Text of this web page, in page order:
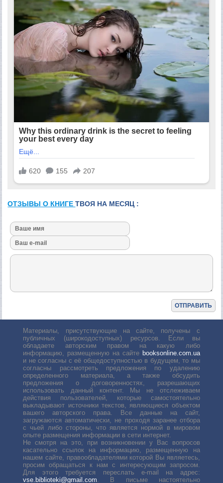
ОТЗЫВЫ О КНИГЕТВОЯ НА МЕСЯЦ :
Материалы, присутствующие на сайте, получены с
публичных (широкодоступных) ресурсов. Если вы
обладаете авторским правом на какую либо
информацию, размещенную на сайте booksonline.com.ua
и не согласны с её общедоступностью в будущем, то мы
согласны рассмотреть предложения по удалению
определенного материала, а также обсудить
предложения о договоренностях, разрешающих
использовать данный контент. Мы не отслеживаем
действия пользователей, которые самостоятельно
выкладывают источники текстов, являющиеся объектом
вашего авторского права. Все данные на сайт,
загружаются автоматически, не проходя заранее отбора
с чьей либо стороны, что является нормой в мировом
опыте размещения информации в сети интернет.
Не смотря на это, при возникновении у Вас вопросов
касательно ссылок на информацию, размещенную на
нашем сайте, правообладателями которой Вы являетесь,
просим обращаться к нам с интересующим запросом.
Для этого требуется переслать е-mail на адрес:
vse.biblioteki@gmail.com. В письме настоятельно